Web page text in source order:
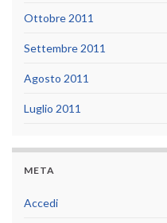
Ottobre 2011
Settembre 2011
Agosto 2011
Luglio 2011
META
Accedi